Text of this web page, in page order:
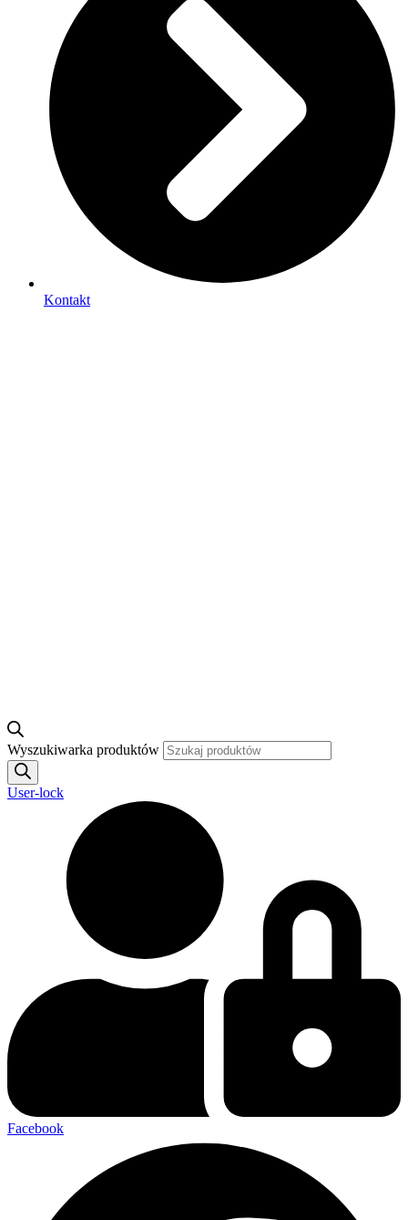
Kontakt
Wyszukiwarka produktów
User-lock
Facebook